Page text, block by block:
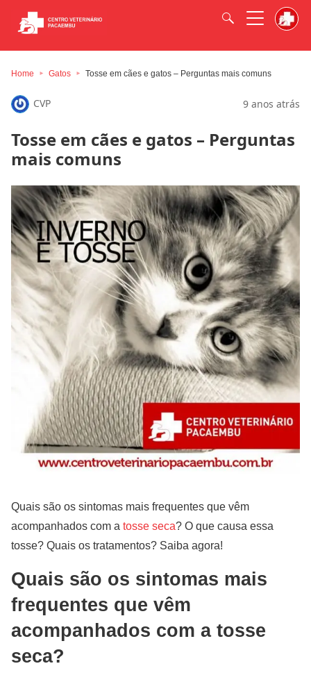
Home Gatos Tosse em cães e gatos – Perguntas mais comuns
CVP 9 anos atrás
Tosse em cães e gatos – Perguntas
mais comuns
Quais são os sintomas mais frequentes que vêm
acompanhados com a tosse seca? O que causa essa
tosse? Quais os tratamentos? Saiba agora!
Quais são os sintomas mais
frequentes que vêm
acompanhados com a tosse
seca?